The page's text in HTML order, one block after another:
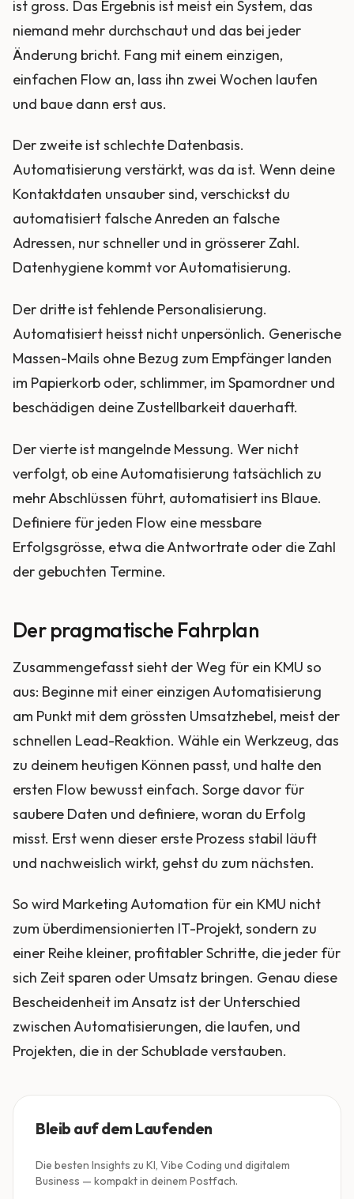
ist gross. Das Ergebnis ist meist ein System, das
niemand mehr durchschaut und das bei jeder
Änderung bricht. Fang mit einem einzigen,
einfachen Flow an, lass ihn zwei Wochen laufen
und baue dann erst aus.
Der zweite ist schlechte Datenbasis.
Automatisierung verstärkt, was da ist. Wenn deine
Kontaktdaten unsauber sind, verschickst du
automatisiert falsche Anreden an falsche
Adressen, nur schneller und in grösserer Zahl.
Datenhygiene kommt vor Automatisierung.
Der dritte ist fehlende Personalisierung.
Automatisiert heisst nicht unpersönlich. Generische
Massen-Mails ohne Bezug zum Empfänger landen
im Papierkorb oder, schlimmer, im Spamordner und
beschädigen deine Zustellbarkeit dauerhaft.
Der vierte ist mangelnde Messung. Wer nicht
verfolgt, ob eine Automatisierung tatsächlich zu
mehr Abschlüssen führt, automatisiert ins Blaue.
Definiere für jeden Flow eine messbare
Erfolgsgrösse, etwa die Antwortrate oder die Zahl
der gebuchten Termine.
Der pragmatische Fahrplan
Zusammengefasst sieht der Weg für ein KMU so
aus: Beginne mit einer einzigen Automatisierung
am Punkt mit dem grössten Umsatzhebel, meist der
schnellen Lead-Reaktion. Wähle ein Werkzeug, das
zu deinem heutigen Können passt, und halte den
ersten Flow bewusst einfach. Sorge davor für
saubere Daten und definiere, woran du Erfolg
misst. Erst wenn dieser erste Prozess stabil läuft
und nachweislich wirkt, gehst du zum nächsten.
So wird Marketing Automation für ein KMU nicht
zum überdimensionierten IT-Projekt, sondern zu
einer Reihe kleiner, profitabler Schritte, die jeder für
sich Zeit sparen oder Umsatz bringen. Genau diese
Bescheidenheit im Ansatz ist der Unterschied
zwischen Automatisierungen, die laufen, und
Projekten, die in der Schublade verstauben.
Bleib auf dem Laufenden
Die besten Insights zu KI, Vibe Coding und digitalem
Business — kompakt in deinem Postfach.